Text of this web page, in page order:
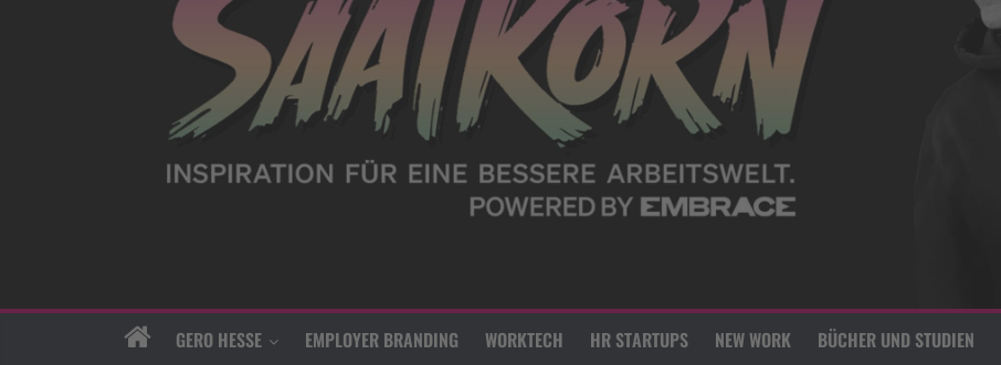
GERO HESSE EMPLOYER BRANDING WORKTECH HR STARTUPS NEW WORK BÜCHER UND STUDIEN